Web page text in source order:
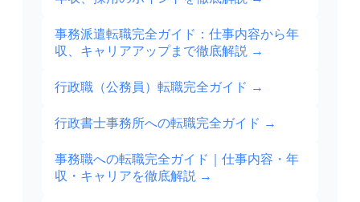
事務派遣転職完全ガイド：仕事内容から年
収、キャリアアップまで徹底解説 →
行政職（公務員）転職完全ガイド →
行政書士事務所への転職完全ガイド →
事務職への転職完全ガイド｜仕事内容・年
収・キャリアを徹底解説 →